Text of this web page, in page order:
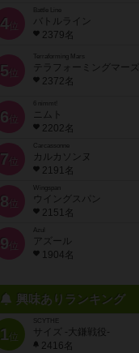
4位
Battle Line
バトルライン
2379名
5 位
Terraforming Mars
テラフォーミングマーズ
2372名
6 位
ニムト
2202名
7 位
Carcassonne
カルカソンヌ
2191名
8 位
Wingspan
ウイングスパン
2151名
9 位
Azul
アズール
1904名
興味ありランキング
1位
SCYTHE
サイズ -大鎌戦役-
2416名